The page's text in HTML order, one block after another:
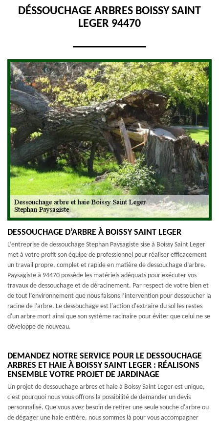
DÉSSOUCHAGE ARBRES BOISSY SAINT
LEGER 94470
DESSOUCHAGE D’ARBRE À BOISSY SAINT LEGER
L’entreprise de dessouchage Stephan Paysagiste sise à Boissy Saint Leger
met à votre profit son équipe de professionnel pour réaliser efficacement
un travail propre, complet et rapide en matière de dessouchage d’arbre.
Paysagiste à 94470 possède les matériels adéquats pour exécuter vos
travaux de dessouchage et de déracinement. Par respect de votre bien et
de tout l’environnement que nous faisons l’intervention pour dessoucher la
racine de l’arbre. Le dessouchage est l'action d'extraire du sol les restes
d'un arbre mort ainsi que son système racinaire pour éviter que celui ne se
développe de nouveau.
DEMANDEZ NOTRE SERVICE POUR LE DESSOUCHAGE
ARBRES ET HAIE À BOISSY SAINT LEGER : RÉALISONS
ENSEMBLE VOTRE PROJET DE JARDINAGE
Un projet de dessouchage arbres et haie à Boissy Saint Leger est unique,
c'est pourquoi nous vous offrons la possibilité de demander un devis
personnalisé. Que vous ayez besoin de retirer une seule souche d'arbre ou
de dégager une haie entière, nous sommes là pour vous accompagner